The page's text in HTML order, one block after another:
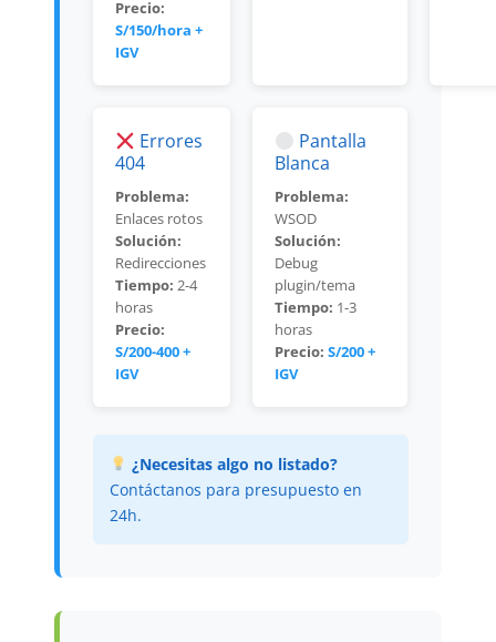
Precio:
S/150/hora +
IGV
Errores
404
Problema:
Enlaces rotos
Solución:
Redirecciones
Tiempo: 2-4
horas
Precio:
S/200-400 +
IGV
Pantalla
Blanca
Problema:
WSOD
Solución:
Debug
plugin/tema
Tiempo: 1-3
horas
Precio: S/200 +
IGV
¿Necesitas algo no listado?
Contáctanos para presupuesto en
24h.